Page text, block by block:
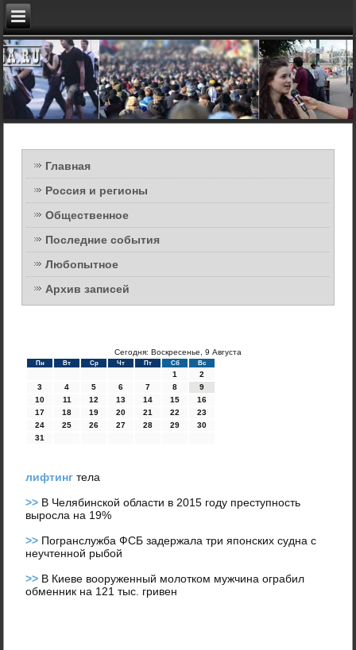
Главная
Россия и регионы
Общественное
Последние события
Любопытное
Архив записей
Сегодня: Воскресенье, 9 Августа
Пн Вт Ср Чт Пт Сб Вс
1
2
3
4 5 6 7 8
9
10
11 12 13 14 15
16
17
18 19 20 21 22
23
24
25 26 27 28 29
30
31
лифтинг тела
>> В Челябинской области в 2015 году преступность
выросла на 19%
>> Погранслужба ФСБ задержала три японских судна с
неучтенной рыбой
>> В Киеве вооруженный молотком мужчина ограбил
обменник на 121 тыс. гривен